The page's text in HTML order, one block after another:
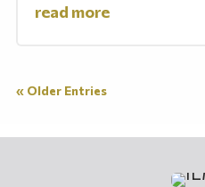
read more
« Older Entries